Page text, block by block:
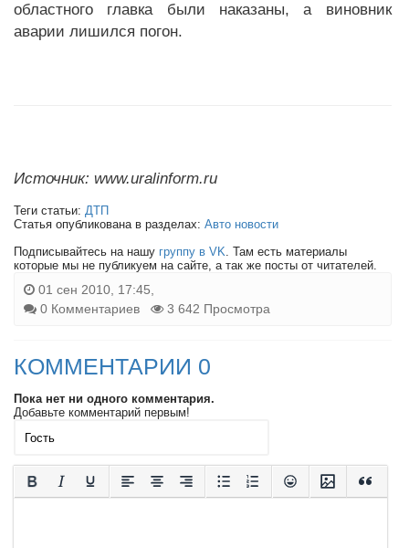
областного главка были наказаны, а виновник
аварии лишился погон.
Источник: www.uralinform.ru
Теги статьи: ДТП
Статья опубликована в разделах: Авто новости
Подписывайтесь на нашу группу в VK. Там есть материалы
которые мы не публикуем на сайте, а так же посты от читателей.
01 сен 2010, 17:45,
0 Комментариев
3 642 Просмотра
КОММЕНТАРИИ 0
Пока нет ни одного комментария.
Добавьте комментарий первым!